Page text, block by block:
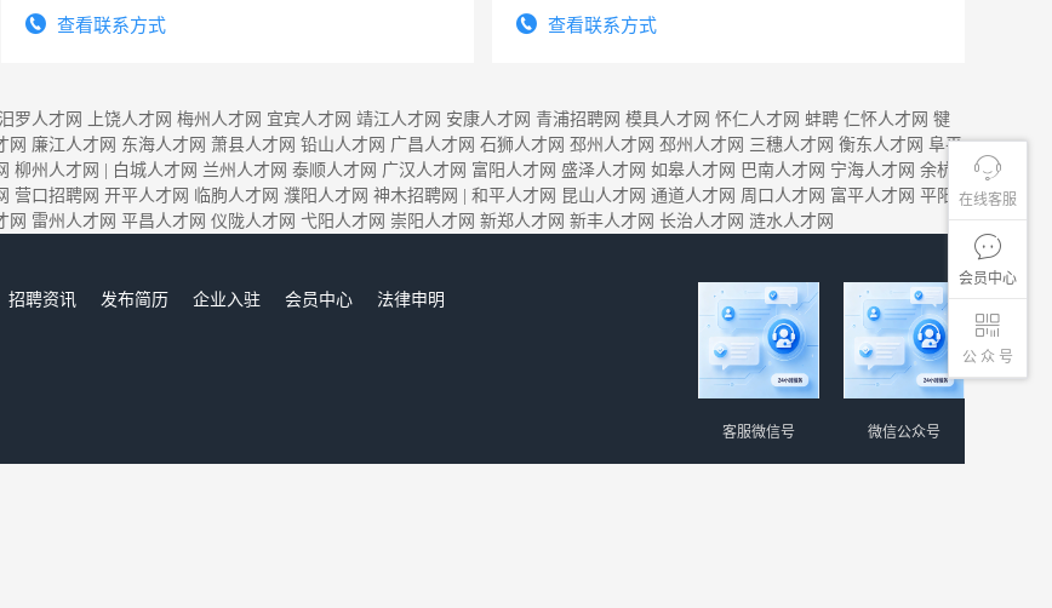
在线客服
会员中心
公 众 号
查看联系方式 查看联系方式
汨罗人才网 上饶人才网 梅州人才网 宜宾人才网 靖江人才网 安康人才网 青浦招聘网 模具人才网 怀仁人才网 蚌聘 仁怀人才网 犍
网 廉江人才网 东海人才网 萧县人才网 铅山人才网 广昌人才网 石狮人才网 邳州人才网 邳州人才网 三穗人才网 衡东人才网 阜平
柳州人才网 白城人才网 兰州人才网 泰顺人才网 广汉人才网 富阳人才网 盛泽人才网 如皋人才网 巴南人才网 宁海人才网 余杭
营口招聘网 开平人才网 临朐人才网 濮阳人才网 神木招聘网 和平人才网 昆山人才网 通道人才网 周口人才网 富平人才网 平阳
网 雷州人才网 平昌人才网 仪陇人才网 弋阳人才网 崇阳人才网 新郑人才网 新丰人才网 长治人才网 涟水人才网
招聘资讯 发布简历 企业入驻 会员中心
法律申明
微信公众号
客服微信号